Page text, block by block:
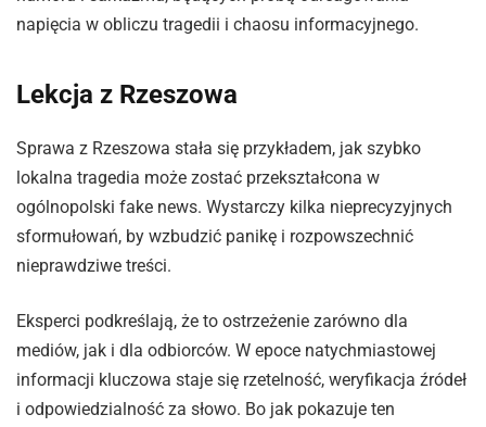
napięcia w obliczu tragedii i chaosu informacyjnego.
Lekcja z Rzeszowa
Sprawa z Rzeszowa stała się przykładem, jak szybko
lokalna tragedia może zostać przekształcona w
ogólnopolski fake news. Wystarczy kilka nieprecyzyjnych
sformułowań, by wzbudzić panikę i rozpowszechnić
nieprawdziwe treści.
Eksperci podkreślają, że to ostrzeżenie zarówno dla
mediów, jak i dla odbiorców. W epoce natychmiastowej
informacji kluczowa staje się rzetelność, weryfikacja źródeł
i odpowiedzialność za słowo. Bo jak pokazuje ten